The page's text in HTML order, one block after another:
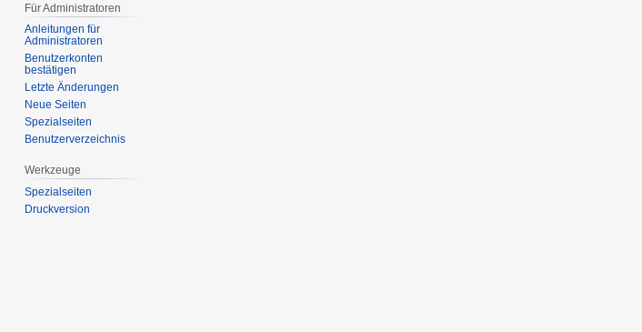
Für Administratoren
Anleitungen für
Administratoren
Benutzerkonten
bestätigen
Letzte Änderungen
Neue Seiten
Spezialseiten
Benutzerverzeichnis
Werkzeuge
Spezialseiten
Druckversion